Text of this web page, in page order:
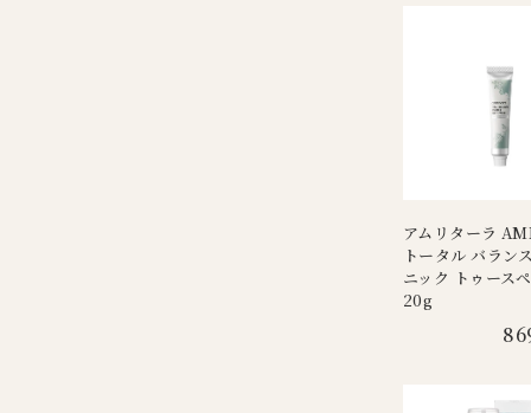
アムリターラ
トータル バラン
ニック トゥース
20g